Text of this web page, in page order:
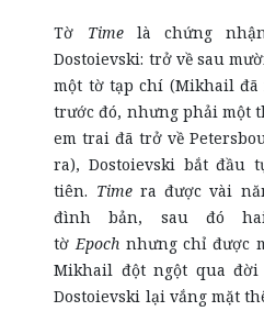
Tờ Timelà chứng
Dostoievski: trở về sau
một tờ tạp chí (Mikhail
trước đó, nhưng phải một
em trai đã trở về
ra), Dostoievski bắt đầu
tiên. Timera được vài
đình bản, sau đó
tờEpoch nhưng chỉ được
Mikhail đột ngột qua
Dostoievski lại vắng mặt